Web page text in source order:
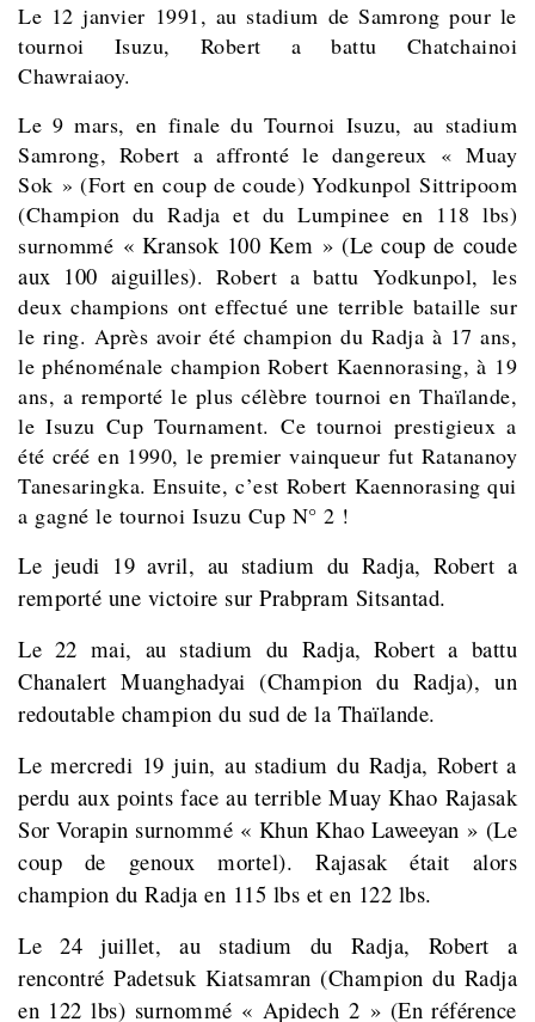
Le 12 janvier 1991, au stadium de Samrong pour le
tournoi Isuzu, Robert a battu Chatchainoi
Chawraiaoy.
Le 9 mars, en finale du Tournoi Isuzu, au stadium
Samrong, Robert a affronté le dangereux « Muay
Sok » (Fort en coup de coude) Yodkunpol Sittripoom
(Champion du Radja et du Lumpinee en 118 lbs)
surnommé « Kransok 100 Kem » (Le coup de coude
aux 100 aiguilles). Robert a battu Yodkunpol, les
deux champions ont effectué une terrible bataille sur
le ring. Après avoir été champion du Radja à 17 ans,
le phénoménale champion Robert Kaennorasing, à 19
ans, a remporté le plus célèbre tournoi en Thaïlande,
le Isuzu Cup Tournament. Ce tournoi prestigieux a
été créé en 1990, le premier vainqueur fut Ratananoy
Tanesaringka. Ensuite, c’est Robert Kaennorasing qui
a gagné le tournoi Isuzu Cup N° 2 !
Le jeudi 19 avril, au stadium du Radja, Robert a
remporté une victoire sur Prabpram Sitsantad.
Le 22 mai, au stadium du Radja, Robert a battu
Chanalert Muanghadyai (Champion du Radja), un
redoutable champion du sud de la Thaïlande.
Le mercredi 19 juin, au stadium du Radja, Robert a
perdu aux points face au terrible Muay Khao Rajasak
Sor Vorapin surnommé « Khun Khao Laweeyan » (Le
coup de genoux mortel). Rajasak était alors
champion du Radja en 115 lbs et en 122 lbs.
Le 24 juillet, au stadium du Radja, Robert a
rencontré Padetsuk Kiatsamran (Champion du Radja
en 122 lbs) surnommé « Apidech 2 » (En référence